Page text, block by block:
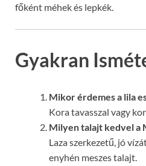
főként méhek és lepkék.
Gyakran
Mikor érdemes a lila
Kora tavasszal vagy
Milyen talajt kedvel a
Laza szerkezetű, jó
enyhén meszes talajt.